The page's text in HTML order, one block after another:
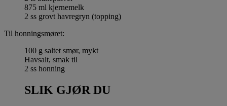
875 ml kjernemelk
2 ss grovt havregryn (topping)
Til honningsmøret:
100 g saltet smør, mykt
Havsalt, smak til
2 ss honning
SLIK GJØR DU